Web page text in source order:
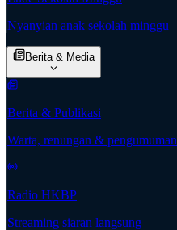
Nyanyian anak sekolah minggu
Berita & Media
Berita & Publikasi
Warta, renungan & pengumuman
Radio HKBP
Streaming siaran langsung